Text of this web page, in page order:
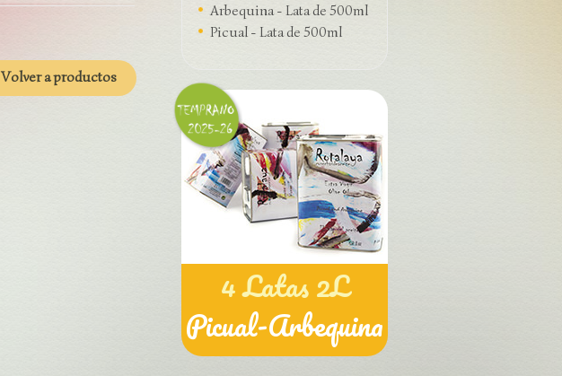
Volver a productos
Arbequina - Lata de 500ml
Picual - Lata de 500ml
4 Latas 2L
Picual-Arbequina